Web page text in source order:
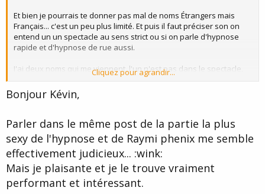
Et bien je pourrais te donner pas mal de noms Étrangers mais
Français... c'est un peu plus limité. Et puis il faut préciser son on
entend un un spectacle au sens strict ou si on parle d'hypnose
rapide et d'hypnose de rue aussi.
J'ai deux noms qui me viennent, l'un n'est pas dans le spectacle,
mais pratique de l'hypnose rapide et de l'hypnose de rue. L'autre
a un passé dans le spectacle. Les deux font régulièrement des
démonstrations sans choisir leurs sujets :
- Frédéric Vincent. Forcément on va dire que c'est parce qu'il
travaille avec moi que je le nomme... en même temps je ne
travaillerais pas avec lui si il n'était pas excellent... et il l'est !
Discours pré-hypnotique parfait, grande capacité de leading et de
saturation, rapide et très fin dans son choix de stratégie. On a
énormément travaillé l'hypnose spontanée ensemble : c'est une
expérience avec laquelle on ne triche pas
Cliquez pour agrandir...
Bonjour Kévin,
Parler dans le même post de la partie la plus
sexy de l'hypnose et de Raymi phenix me semble
effectivement judicieux... :wink:
Mais je plaisante et je le trouve vraiment
performant et intéressant.